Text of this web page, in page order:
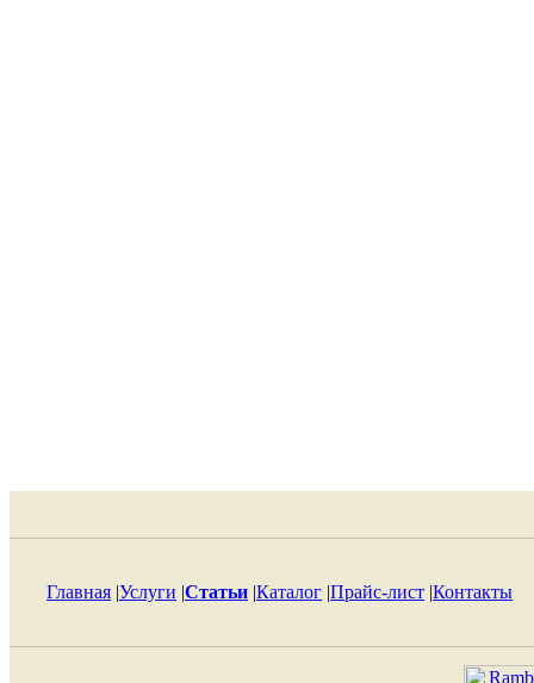
Главная |Услуги |Статьи |Каталог |Прайс-лист |Контакты